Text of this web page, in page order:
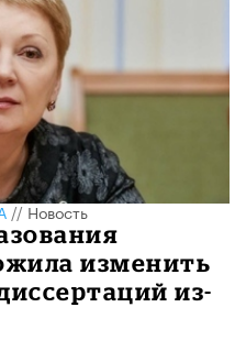
//Новость
изменить
из-